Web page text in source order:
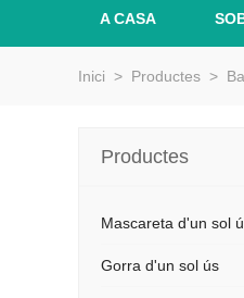
A CASA
Inici > Productes >
Productes
Mascareta d'un sol
Gorra d'un sol ús